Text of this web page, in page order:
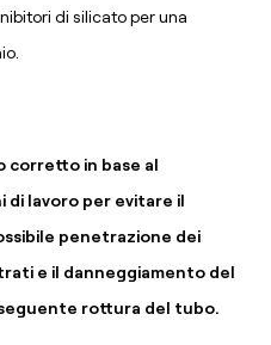
di silicato per una
corretto in base al
lavoro per evitare il
penetrazione dei
e il danneggiamento del
rottura del tubo.